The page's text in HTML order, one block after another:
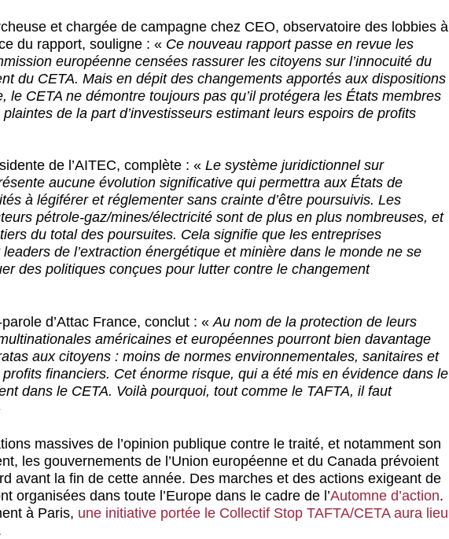
et chargée de campagne chez CEO, observatoire des lobbies à
du rapport, souligne : « Ce nouveau rapport passe en revue les
européenne censées rassurer les citoyens sur l’innocuité du
du CETA. Mais en dépit des changements apportés aux dispositions
le CETA ne démontre toujours pas qu’il protégera les États membres
plaintes de la part d’investisseurs estimant leurs espoirs de profits
de l’AITEC, complète : « Le système juridictionnel sur
aucune évolution significative qui permettra aux États de
à légiférer et réglementer sans crainte d’être poursuivis. Les
pétrole-gaz/mines/électricité sont de plus en plus nombreuses, et
du total des poursuites. Cela signifie que les entreprises
de l’extraction énergétique et minière dans le monde ne se
des politiques conçues pour lutter contre le changement
d’Attac France, conclut : «Au nom de la protection de leurs
américaines et européennes pourront bien davantage
aux citoyens : moins de normes environnementales, sanitaires et
financiers. Cet énorme risque, qui a été mis en évidence dans le
dans le CETA. Voilà pourquoi, tout comme le TAFTA, il faut
massives de l’opinion publique contre le traité, et notamment son
les gouvernements de l’Union européenne et du Canada prévoient
avant la fin de cette année. Des marches et des actions exigeant de
organisées dans toute l’Europe dans le cadre de l’Automne d’action.
à Paris, une initiative portée le Collectif Stop TAFTA/CETA aura lieu